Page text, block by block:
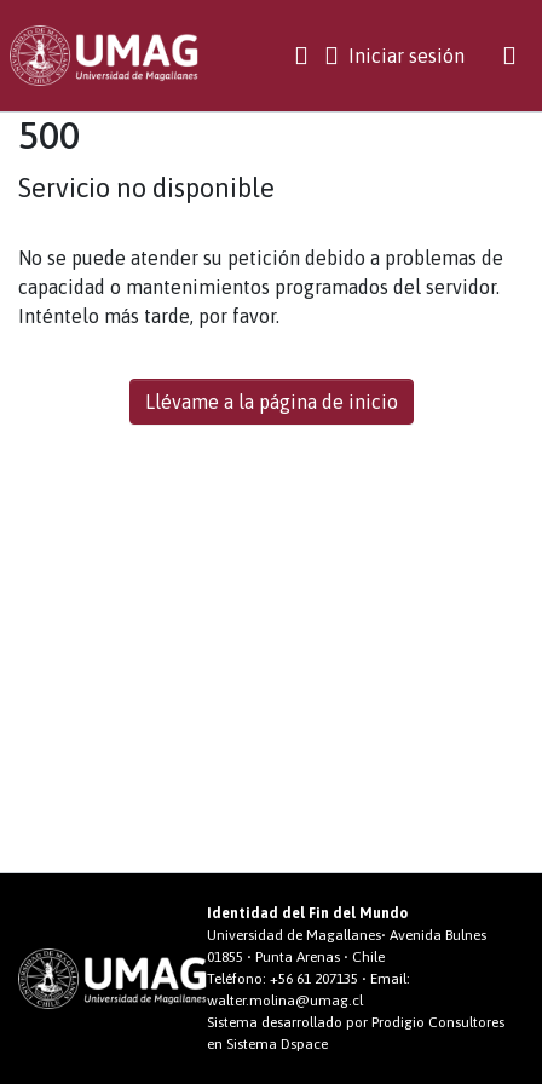
Iniciar sesión(current)
500
Servicio no disponible
No se puede atender su petición debido a problemas de
capacidad o mantenimientos programados del servidor.
Inténtelo más tarde, por favor.
Llévame a la página de inicio
Identidad del Fin del Mundo
Universidad de Magallanes• Avenida Bulnes
01855 • Punta Arenas • Chile
Teléfono:+56 61 207135 • Email:
walter.molina@umag.cl
Sistema desarrollado por Prodigio Consultores
en Sistema Dspace